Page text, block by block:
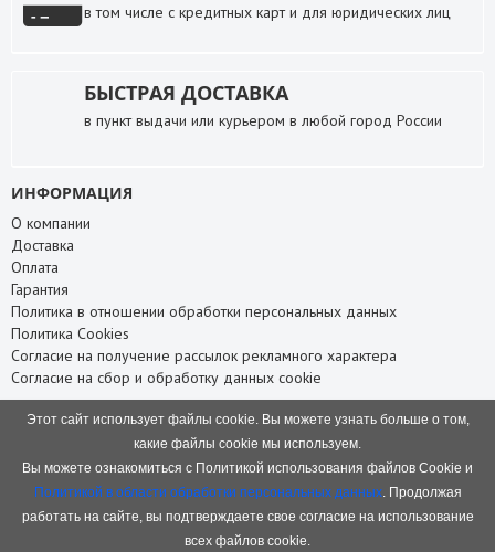
в том числе с кредитных карт и для юридических лиц
БЫСТРАЯ ДОСТАВКА
в пункт выдачи или курьером в любой город России
ИНФОРМАЦИЯ
О компании
Доставка
Оплата
Гарантия
Политика в отношении обработки персональных данных
Политика Cookies
Согласие на получение рассылок рекламного характера
Согласие на сбор и обработку данных cookie
Карта сайта
НАШИ КОНТАКТЫ
8 (8332) 75-66-88
Этот сайт использует файлы cookie. Вы можете узнать больше о том,
какие файлы cookie мы используем.
Вы можете ознакомиться с Политикой использования файлов Cookie и
Политикой в области обработки персональных данных. Продолжая
работать на сайте, вы подтверждаете свое согласие на использование
всех файлов cookie.